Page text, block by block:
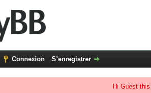
Connexion S’enregistrer
Hi Guest